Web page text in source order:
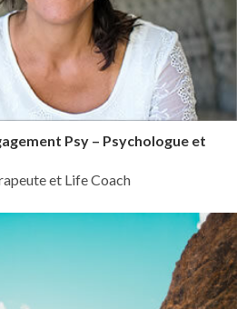
Psy – Psychologue et
et Life Coach